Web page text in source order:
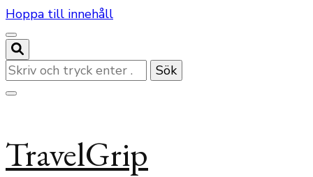
Hoppa till innehåll
Letar
du
efter
TravelGrip